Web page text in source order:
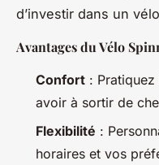
d’investir dans un
Avantages du Vélo
Confort : Pratiquez
avoir à sortir de
Flexibilité :
horaires et vos